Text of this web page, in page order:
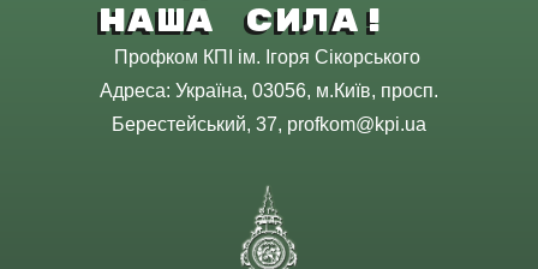
Наша Сила!
Профком КПІ ім. Ігоря Сікорського
Адреса: Україна, 03056, м.Київ, просп.
Берестейський, 37, profkom@kpi.ua